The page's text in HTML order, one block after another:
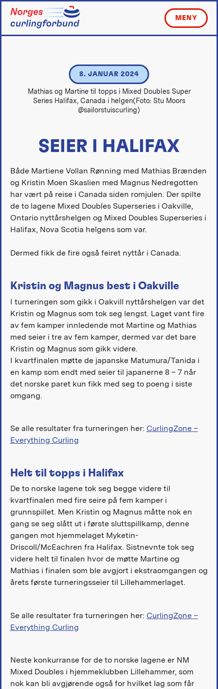
content
MENY
8. JANUAR 2024
Mathias og Martine til topps i Mixed Doubles Super
Series Halifax, Canada i helgen(Foto: Stu Moors
@sailorstuiscurling)
SEIER I HALIFAX
Både Martiene Vollan Rønning med Mathias Brænden
og Kristin Moen Skaslien med Magnus Nedregotten
har vært på reise i Canada siden romjulen. Der spilte
de to lagene Mixed Doubles Superseries i Oakville,
Ontario nyttårshelgen og Mixed Doubles Superseries i
Halifax, Nova Scotia helgens som var.
Dermed fikk de fire også feiret nyttår i Canada.
Kristin og Magnus best i Oakville
I turneringen som gikk i Oakvill nyttårshelgen var det
Kristin og Magnus som tok seg lengst. Laget vant fire
av fem kamper innledende mot Martine og Mathias
med seier i tre av fem kamper, dermed var det bare
Kristin og Magnus som gikk videre.
I kvartfinalen møtte de japanske Matumura/Tanida i
en kamp som endt med seier til japanerne 8 – 7 når
det norske paret kun fikk med seg to poeng i siste
omgang.
Se alle resultater fra turneringen her: CurlingZone –
Everything Curling
Helt til topps i Halifax
De to norske lagene tok seg begge videre til
kvartfinalen med fire seire på fem kamper i
grunnspillet. Men Kristin og Magnus måtte nok en
gang se seg slått ut i første sluttspillkamp, denne
gangen mot hjemmelaget Myketin-
Driscoll/McEachren fra Halifax. Sistnevnte tok seg
videre helt til finalen hvor de møtte Martine og
Mathias i finalen som ble avgjort i ekstraomgangen og
årets første turneringsseier til Lillehammerlaget.
Se alle resultater fra turneringen her: CurlingZone –
Everything Curling
Neste konkurranse for de to norske lagene er NM
Mixed Doubles i hjemmeklubben Lillehammer, som
nok kan bli avgjørende også for hvilket lag som får